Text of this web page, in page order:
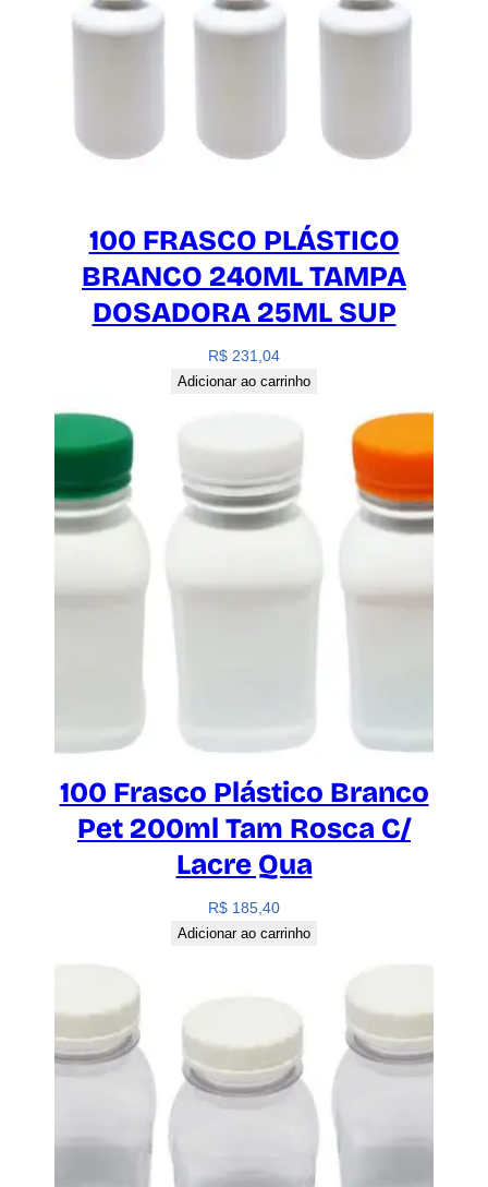
100 FRASCO PLÁSTICO
BRANCO 240ML TAMPA
DOSADORA 25ML SUP
R$ 231,04
Adicionar ao carrinho
100 Frasco Plástico Branco
Pet 200ml Tam Rosca C/
Lacre Qua
R$ 185,40
Adicionar ao carrinho